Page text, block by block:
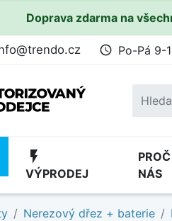
Doprava zdarma na
access_time Po-Pá 9-
flash_on
VÝPRODEJ
NÁS
Nerezový dřez + baterie